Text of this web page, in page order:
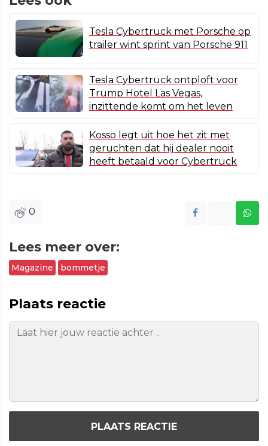
Tesla Cybertruck met Porsche op
trailer wint sprint van Porsche 911
Tesla Cybertruck ontploft voor
Trump Hotel Las Vegas,
inzittende komt om het leven
Kosso legt uit hoe het zit met
geruchten dat hij dealer nooit
heeft betaald voor Cybertruck
0
Lees meer over:
Magazine bommetje
Plaats reactie
PLAATS REACTIE